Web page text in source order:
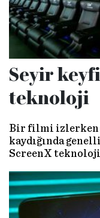
Seyir
teknoloji
Bir filmi izlerken
kaydığında
ScreenX
sahnenin içine
vadediyor.